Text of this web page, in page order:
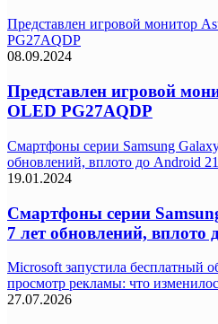
Представлен игровой монитор
PG27AQDP
08.09.2024
Представлен игровой
OLED PG27AQDP
Смартфоны серии Samsung
обновлений, вплото до Android 21
19.01.2024
Смартфоны серии
7 лет обновлений, вплото
Microsoft запустила бесплатный
просмотр рекламы: что
27.07.2026